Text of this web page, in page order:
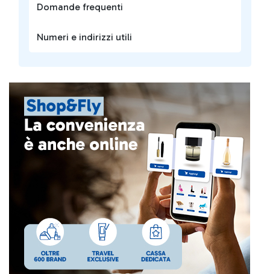
Domande frequenti
Numeri e indirizzi utili